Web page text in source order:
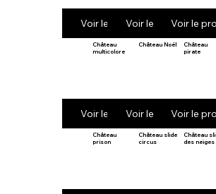
Voir le produitVoir le produit
Voir le
Château
multicolore
Voir le produit
Château Noël
Voir le produit
Château
pirate
Voir le
Château
prison
Château slide
circus
Château
des neiges